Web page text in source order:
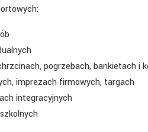
pogrzebach, bankietach i
imprezach firmowych, targach
integracyjnych